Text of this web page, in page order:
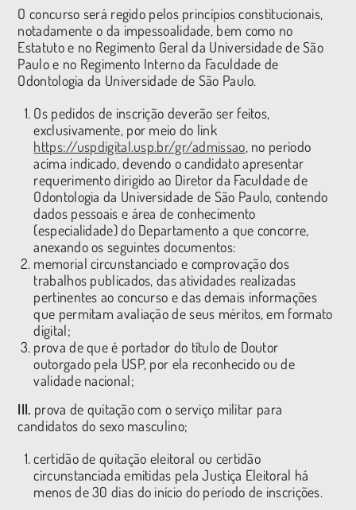
O concurso será regido pelos princípios constitucionais,
notadamente o da impessoalidade, bem como no
Estatuto e no Regimento Geral da Universidade de São
Paulo e no Regimento Interno da Faculdade de
Odontologia da Universidade de São Paulo.
Os pedidos de inscrição deverão ser feitos,
exclusivamente, por meio do link
https://uspdigital.usp.br/gr/admissao, no período
acima indicado, devendo o candidato apresentar
requerimento dirigido ao Diretor da Faculdade de
Odontologia da Universidade de São Paulo, contendo
dados pessoais e área de conhecimento
(especialidade) do Departamento a que concorre,
anexando os seguintes documentos:
memorial circunstanciado e comprovação dos
trabalhos publicados, das atividades realizadas
pertinentes ao concurso e das demais informações
que permitam avaliação de seus méritos, em formato
digital;
prova de que é portador do título de Doutor
outorgado pela USP, por ela reconhecido ou de
validade nacional;
III. prova de quitação com o serviço militar para
candidatos do sexo masculino;
certidão de quitação eleitoral ou certidão
circunstanciada emitidas pela Justiça Eleitoral há
menos de 30 dias do início do período de inscrições.